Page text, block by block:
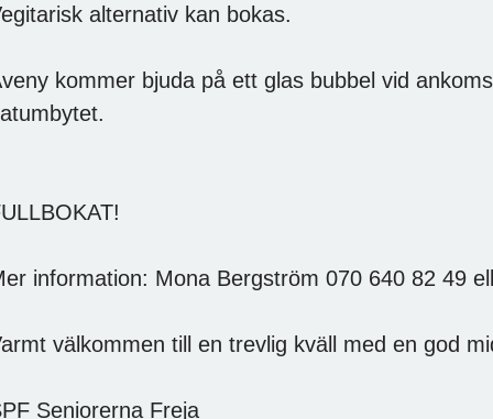
alternativ kan bokas.
kommer bjuda på ett glas bubbel vid
information: Mona Bergström 070 640 82 49
välkommen till en trevlig kväll med en god
Seniorerna Freja